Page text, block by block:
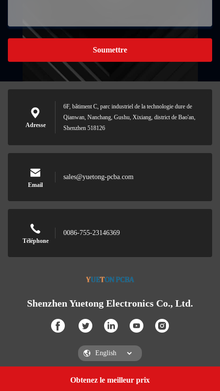
Obtenez le meilleur prix
Soumettre
Adresse
6F, bâtiment C, parc industriel de la technologie dure de
Qianwan, Nanchang, Gushu, Xixiang, district de Bao'an,
Shenzhen 518126
Email
sales@yuetong-pcba.com
Téléphone
0086-755-23146369
Shenzhen Yuetong Electronics Co., Ltd.
Shenzhen Yuetong Electronics Co., Ltd.Get a Quote